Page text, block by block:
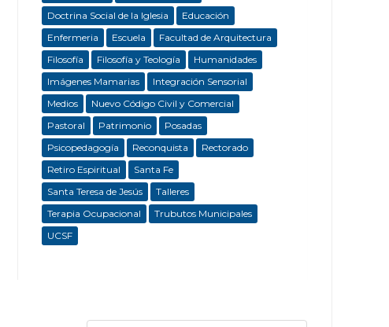
Doctrina Social de la Iglesia
Educación
Enfermeria
Escuela
Facultad de Arquitectura
Filosofía
Filosofía y Teología
Humanidades
Imágenes Mamarias
Integración Sensorial
Medios
Nuevo Código Civil y Comercial
Pastoral
Patrimonio
Posadas
Psicopedagogía
Reconquista
Rectorado
Retiro Espiritual
Santa Fe
Santa Teresa de Jesús
Talleres
Terapia Ocupacional
Trubutos Municipales
UCSF